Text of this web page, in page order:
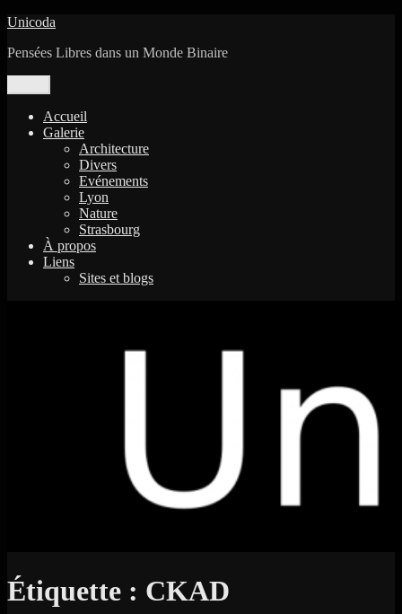
Aller
contenu
Unicoda
Pensées Libres dans un Monde Binaire
Accueil
Galerie
Architecture
Divers
Evénements
Lyon
Nature
Strasbourg
À propos
Liens
Sites et blogs
Étiquette : CKAD